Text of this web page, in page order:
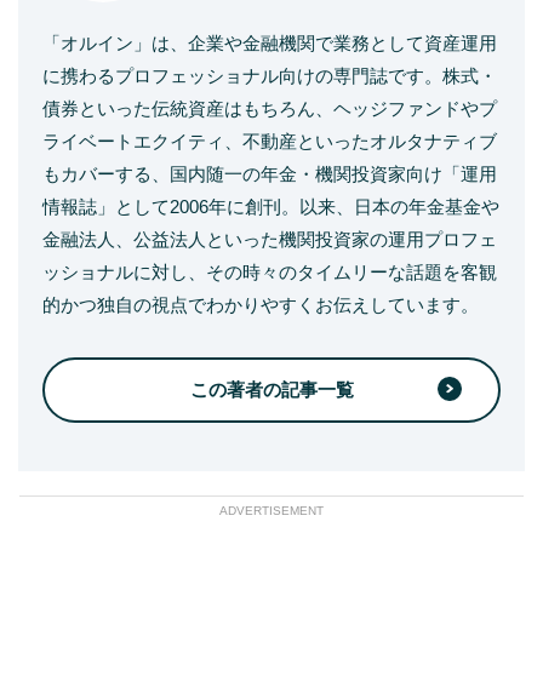
「オルイン」は、企業や金融機関で業務として資産運用
に携わるプロフェッショナル向けの専門誌です。株式・
債券といった伝統資産はもちろん、ヘッジファンドやプ
ライベートエクイティ、不動産といったオルタナティブ
もカバーする、国内随一の年金・機関投資家向け「運用
情報誌」として2006年に創刊。以来、日本の年金基金や
金融法人、公益法人といった機関投資家の運用プロフェ
ッショナルに対し、その時々のタイムリーな話題を客観
的かつ独自の視点でわかりやすくお伝えしています。
この著者の記事一覧
ADVERTISEMENT